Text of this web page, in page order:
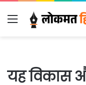
Menu
यह विकास